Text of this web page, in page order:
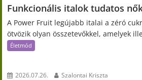
Funkcionális italok tudatos
A Power Fruit legújabb italai a zéró
ötvözik olyan összetevőkkel, amelyek
Életmód
2026.07.26. Szalontai Kriszta